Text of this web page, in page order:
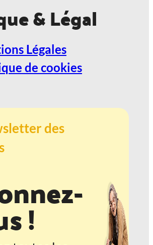
& Légal
Légales
de cookies
des
!